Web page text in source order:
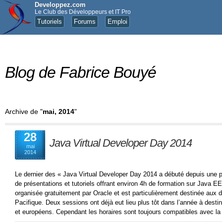
Developpez.com
Le Club des Développeurs et IT Pro
Tutoriels Forums Emploi
Blog de Fabrice Bouyé
Archive de "mai, 2014"
28
mai
2014
Java Virtual Developer Day 2014
Le dernier des « Java Virtual Developer Day 2014 a débuté depuis une
de présentations et tutoriels offrant environ 4h de formation sur Java
organisée gratuitement par Oracle et est particulièrement destinée aux
Pacifique. Deux sessions ont déjà eut lieu plus tôt dans l’année à
et européens. Cependant les horaires sont toujours compatibles avec